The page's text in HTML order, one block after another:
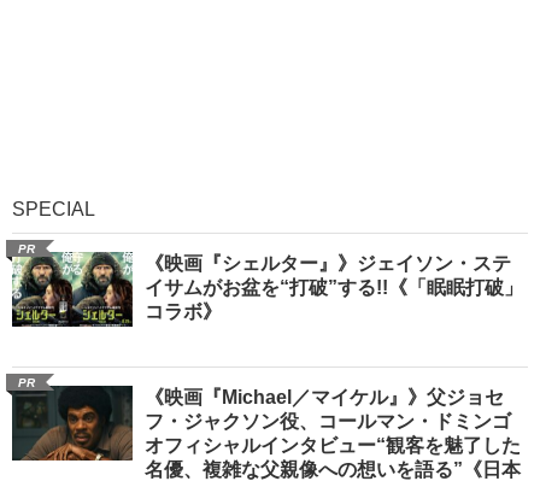
SPECIAL
PR
《映画『シェルター』》ジェイソン・ステ
イサムがお盆を“打破”する!!《「眠眠打破」
コラボ》
PR
《映画『Michael／マイケル』》父ジョセ
フ・ジャクソン役、コールマン・ドミンゴ
オフィシャルインタビュー“観客を魅了した
名優、複雑な父親像への想いを語る”《日本